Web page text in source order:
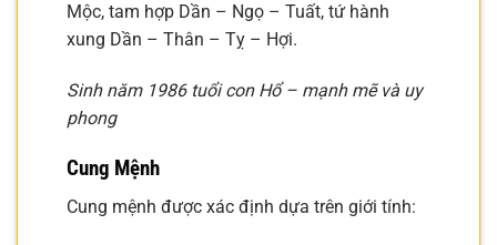
Mộc, tam hợp Dần – Ngọ – Tuất, tứ hành
xung Dần – Thân – Tỵ – Hợi.
Sinh năm 1986 tuổi con Hổ – mạnh mẽ và uy
phong
Cung Mệnh
Cung mệnh được xác định dựa trên giới tính: